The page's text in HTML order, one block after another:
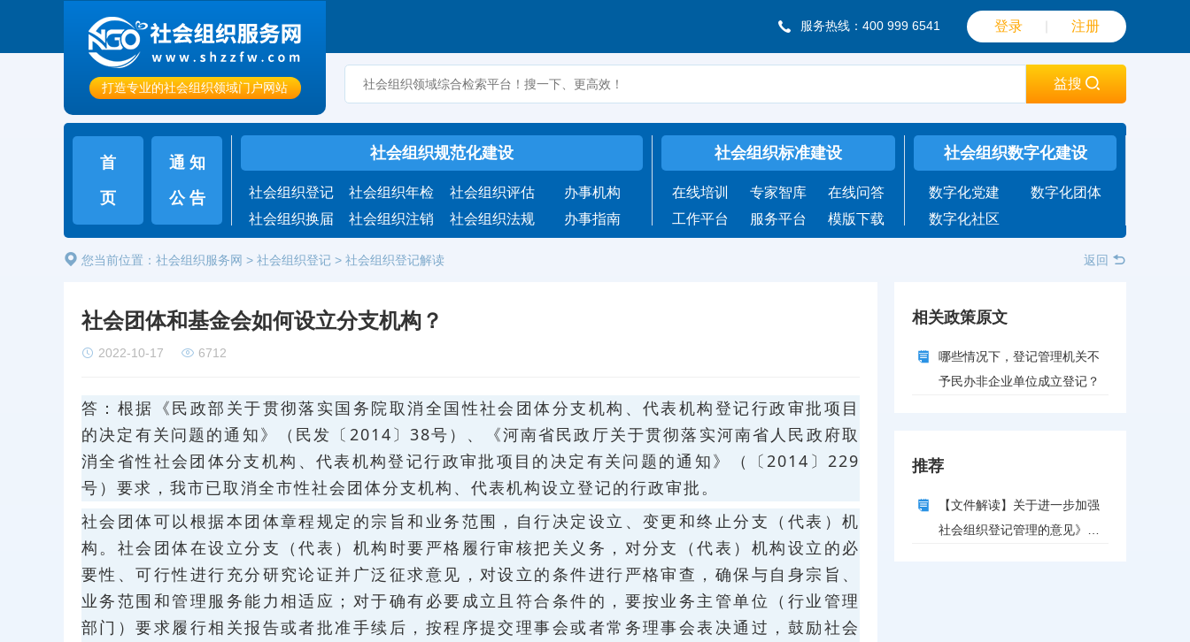
打造专业的社会组织领域门户网站
服务热线：400 999 6541 登录 注册
益搜
首
页
通 知
公 告
社会组织规范化建设
社会组织登记 社会组织年检 社会组织评估
办事机构
社会组织换届
社会组织注销 社会组织法规 办事指南
社会组织标准建设
在线培训 专家智库
在线问答
工作平台
服务平台 模版下载
社会组织数字化建设
数字化党建
数字化团体
数字化社区
您当前位置： 社会组织服务网 > 社会组织登记 > 社会组织登记解读 返回
社会团体和基金会如何设立分支机构？
2022-10-17 6712
答：根据《民政部关于贯彻落实国务院取消全国性社会团体分支机构、代表机构登记行政审批项目
的决定有关问题的通知》（民发〔2014〕38号）、《河南省民政厅关于贯彻落实河南省人民政府取
消全省性社会团体分支机构、代表机构登记行政审批项目的决定有关问题的通知》（〔2014〕229
号）要求，我市已取消全市性社会团体分支机构、代表机构设立登记的行政审批。
社会团体可以根据本团体章程规定的宗旨和业务范围，自行决定设立、变更和终止分支（代表）机
构。社会团体在设立分支（代表）机构时要严格履行审核把关义务，对分支（代表）机构设立的必
要性、可行性进行充分研究论证并广泛征求意见，对设立的条件进行严格审查，确保与自身宗旨、
业务范围和管理服务能力相适应；对于确有必要成立且符合条件的，要按业务主管单位（行业管理
部门）要求履行相关报告或者批准手续后，按程序提交理事会或者常务理事会表决通过，鼓励社会
相关政策原文
哪些情况下，登记管理机关不
予民办非企业单位成立登记？
推荐
【文件解读】关于进一步加强
社会组织登记管理的意见》的